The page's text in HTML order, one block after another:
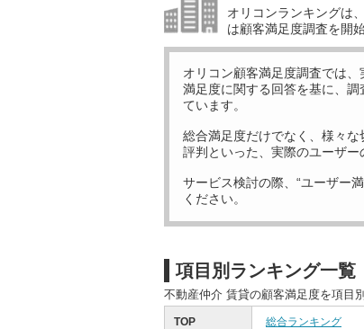
オリコンランキングは
は顧客満足度調査を開
オリコン顧客満足度調査では
満足度に関する回答を基に、調
ています。
総合満足度だけでなく、様々な
評判といった、実際のユーザー
サービス検討の際、“ユーザー
ください。
項目別ランキング一覧
不動産仲介 賃貸の顧客満足度を項目
TOP 総合ランキング